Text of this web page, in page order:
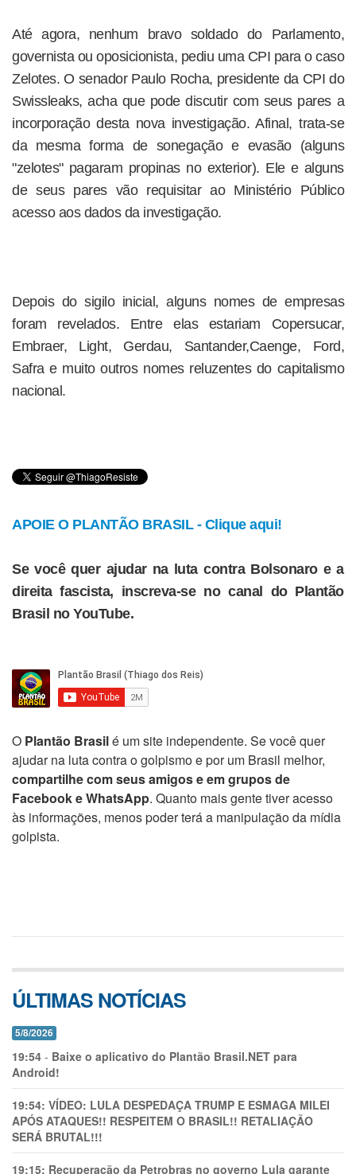
Até agora, nenhum bravo soldado do Parlamento,
governista ou oposicionista, pediu uma CPI para o caso
Zelotes. O senador Paulo Rocha, presidente da CPI do
Swissleaks, acha que pode discutir com seus pares a
incorporação desta nova investigação. Afinal, trata-se
da mesma forma de sonegação e evasão (alguns
"zelotes" pagaram propinas no exterior). Ele e alguns
de seus pares vão requisitar ao Ministério Público
acesso aos dados da investigação.
Depois do sigilo inicial, alguns nomes de empresas
foram revelados. Entre elas estariam Copersucar,
Embraer, Light, Gerdau, Santander,Caenge, Ford,
Safra e muito outros nomes reluzentes do capitalismo
nacional.
APOIE O PLANTÃO BRASIL - Clique aqui!
Se você quer ajudar na luta contra Bolsonaro e a
direita fascista, inscreva-se no canal do Plantão
Brasil no YouTube.
O Plantão Brasilé um site independente. Se você quer
ajudar na luta contra o golpismo e por um Brasil melhor,
compartilhe com seus amigos e em grupos de
Facebook e WhatsApp. Quanto mais gente tiver acesso
às informações, menos poder terá a manipulação da mídia
golpista.
ÚLTIMAS NOTÍCIAS
5/8/2026
19:54 - Baixe o aplicativo do Plantão Brasil.NET para
Android!
19:54: VÍDEO: LULA DESPEDAÇA TRUMP E ESMAGA MILEI
APÓS ATAQUES!! RESPEITEM O BRASIL!! RETALIAÇÃO
SERÁ BRUTAL!!!
19:15: Recuperação da Petrobras no governo Lula garante